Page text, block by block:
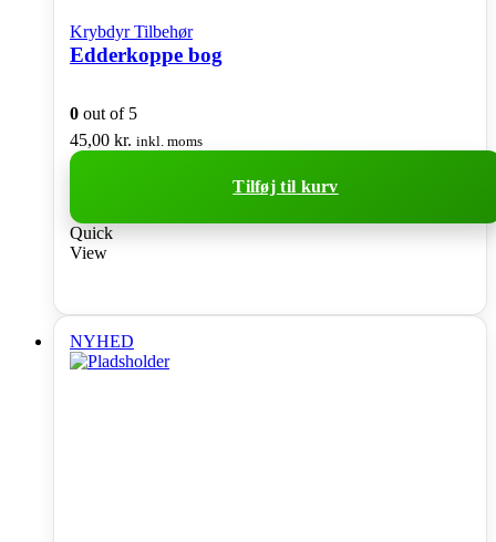
Krybdyr Tilbehør
Edderkoppe bog
0 out of 5
45,00 kr. inkl. moms
Tilføj til kurv
Quick
View
NYHED